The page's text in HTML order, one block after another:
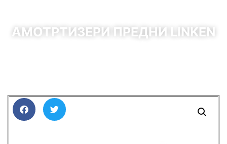
АМОТРТИЗЕРИ ПРЕДНИ LINKEN